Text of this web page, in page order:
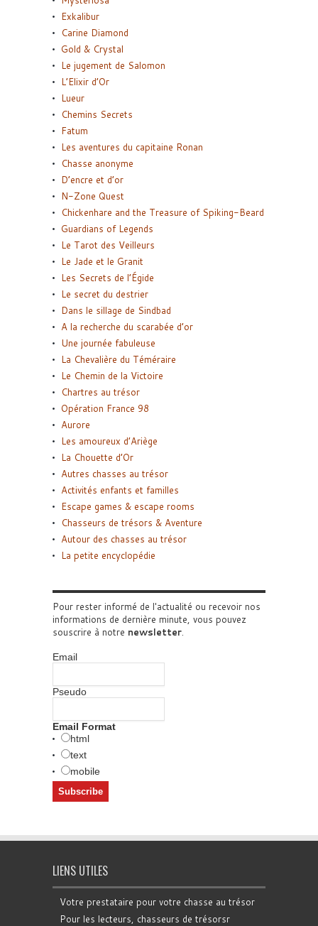
Exkalibur
Carine Diamond
Gold & Crystal
Le jugement de Salomon
L’Elixir d’Or
Lueur
Chemins Secrets
Fatum
Les aventures du capitaine Ronan
Chasse anonyme
D’encre et d’or
N-Zone Quest
Chickenhare and the Treasure of Spiking-Beard
Guardians of Legends
Le Tarot des Veilleurs
Le Jade et le Granit
Les Secrets de l’Égide
Le secret du destrier
Dans le sillage de Sindbad
A la recherche du scarabée d’or
Une journée fabuleuse
La Chevalière du Téméraire
Le Chemin de la Victoire
Chartres au trésor
Opération France 98
Aurore
Les amoureux d’Ariège
La Chouette d’Or
Autres chasses au trésor
Activités enfants et familles
Escape games & escape rooms
Chasseurs de trésors & Aventure
Autour des chasses au trésor
La petite encyclopédie
Pour rester informé de l'actualité ou recevoir nos
informations de dernière minute, vous pouvez
souscrire à notre newsletter.
Email
Pseudo
Email Format
html
text
mobile
LIENS UTILES
Votre prestataire pour votre chasse au trésor
Pour les lecteurs, chasseurs de trésorsr